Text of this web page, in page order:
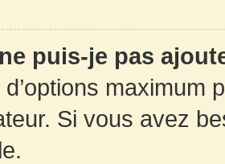
puis-je pas
maximum
Si vous avez